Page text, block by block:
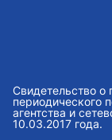
Свидетельство о
периодического
агентства и
10.03.2017 года.